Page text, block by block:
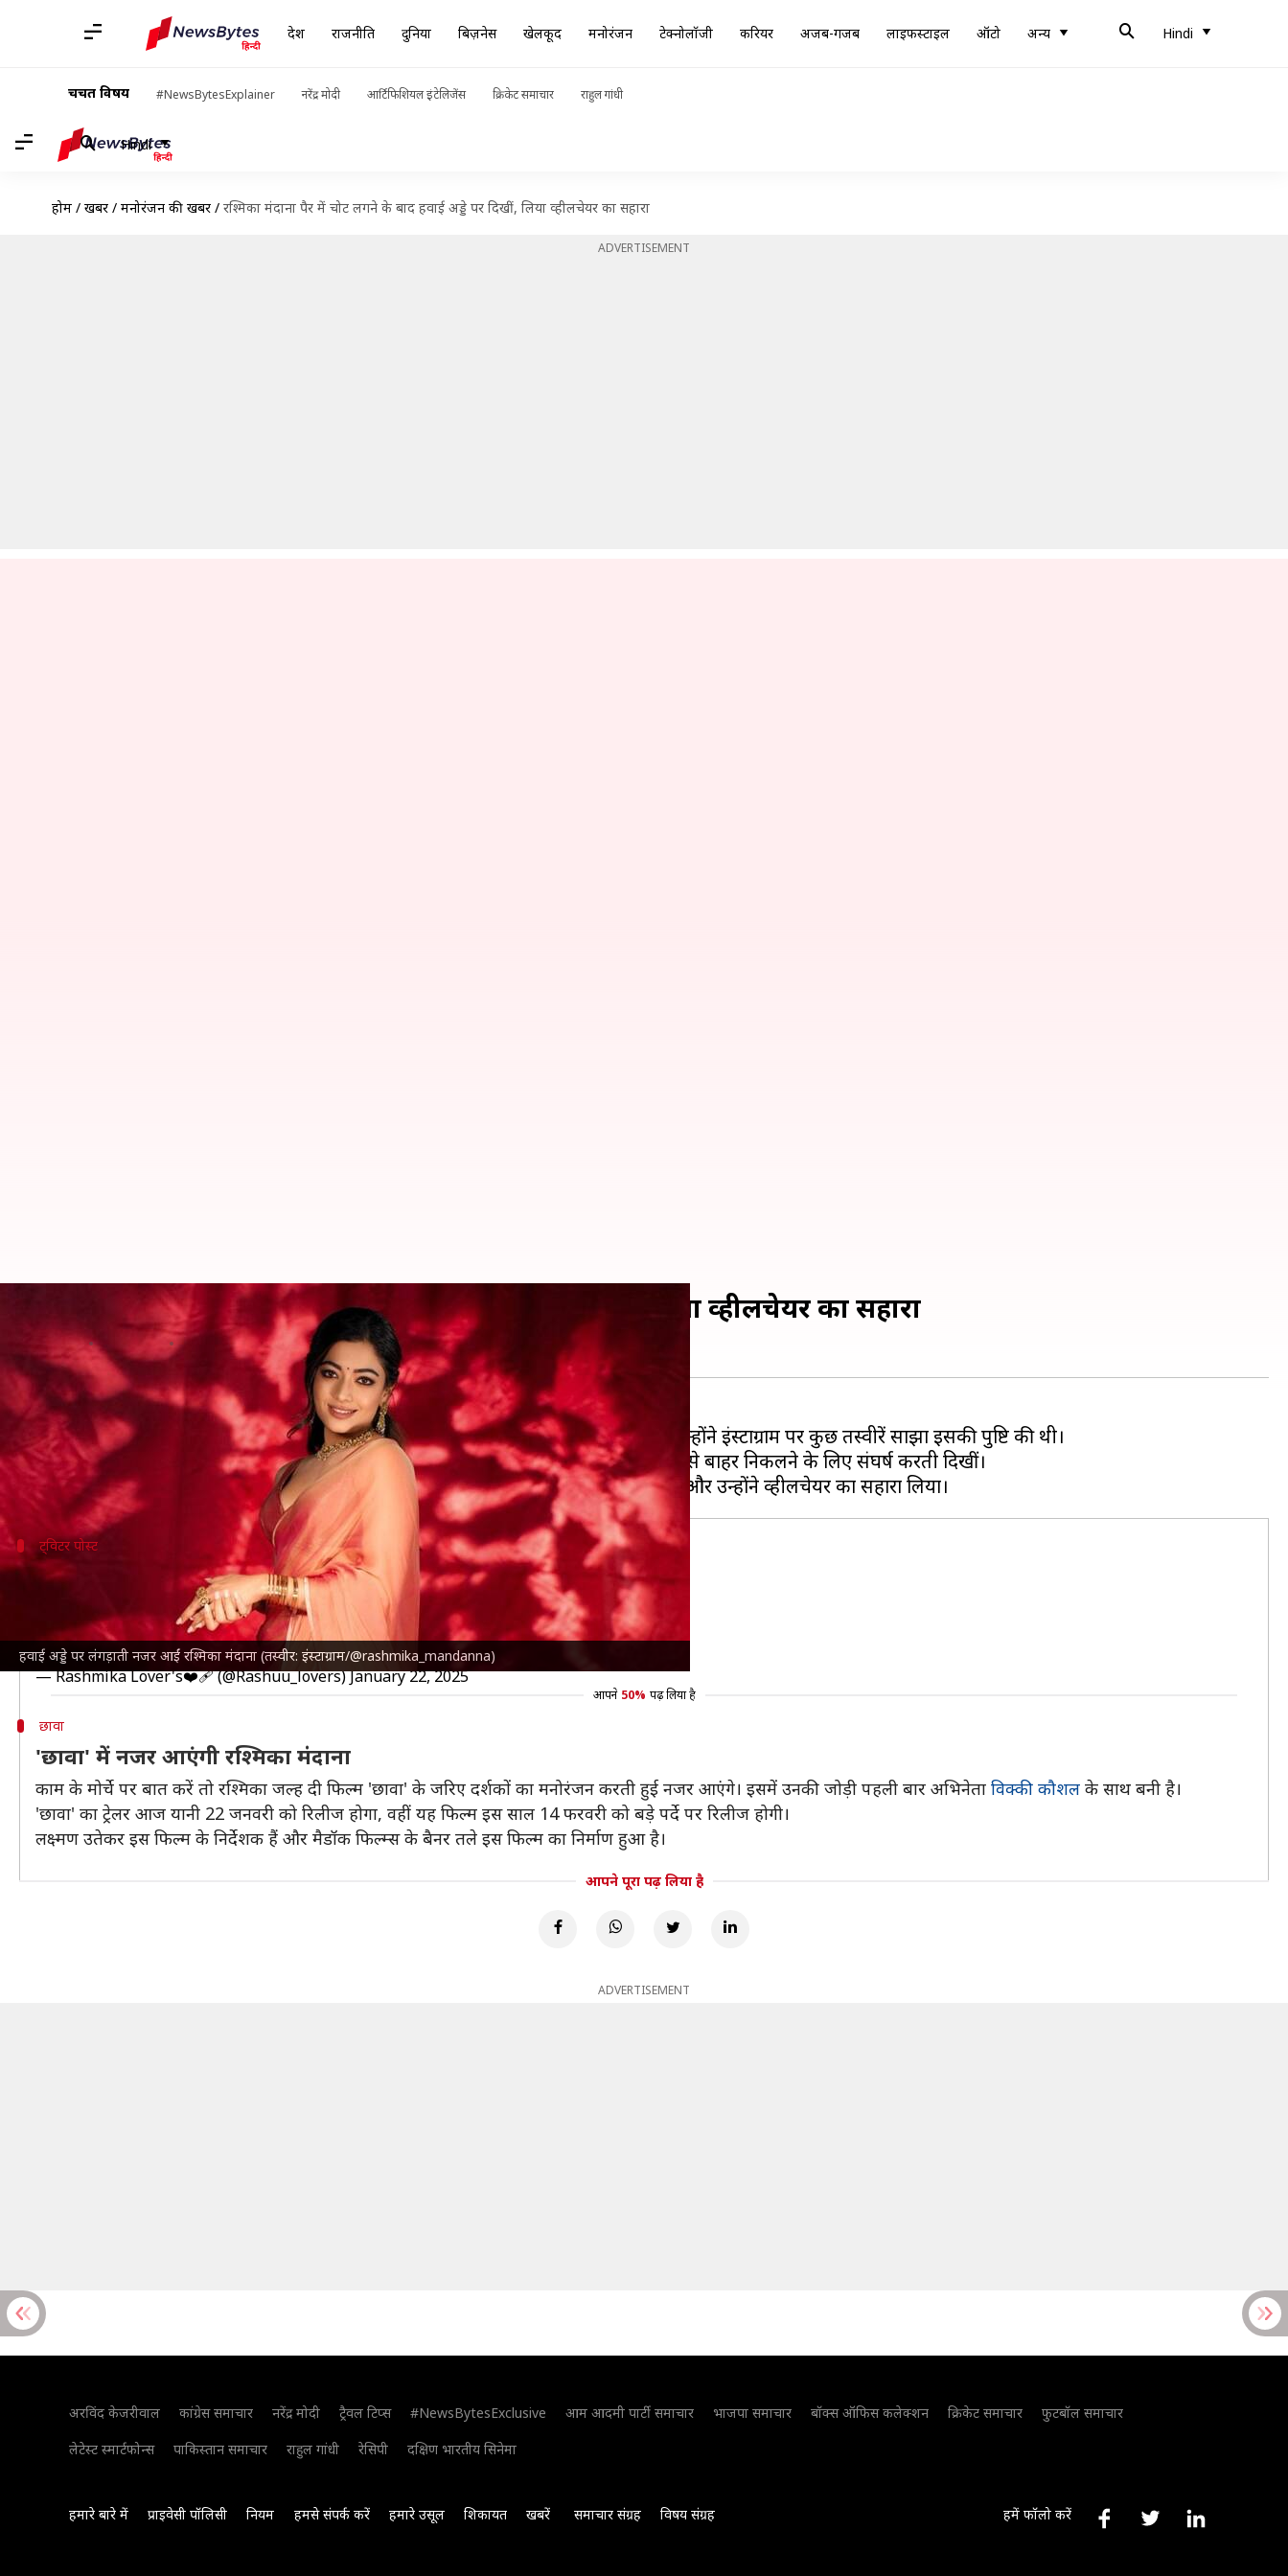
देश राजनीति दुनिया बिज़नेस खेलकूद मनोरंजन टेक्नोलॉजी करियर अजब-गजब लाइफस्टाइल ऑटो अन्य Hindi
चर्चित विषय #NewsBytesExplainer नरेंद्र मोदी आर्टिफिशियल इंटेलिजेंस क्रिकेट समाचार राहुल गांधी
Hindi
होम / खबरें / मनोरंजन की खबरें / रश्मिका मंदाना पैर में चोट लगने के बाद हवाई अड्डे पर दिखीं, लिया व्हीलचेयर का सहारा
ADVERTISEMENT
हवाई अड्डे पर लंगड़ाती नजर आईं रश्मिका मंदाना (तस्वीर: इंस्टाग्राम/@rashmika_mandanna)
रश्मिका मंदाना पैर में चोट लगने के बाद हवाई अड्डे पर दिखीं, लिया व्हीलचेयर का सहारा
दीक्षा शर्मा Jan 22, 2025 12:31 pm
क्या है खबर?
अभिनेत्रीरश्मिका मंदाना
को हाल ही में जिम में वर्कआउट करते वक्त पैर में गंभीर चोट लग गई थी। उन्होंने इंस्टाग्राम पर कुछ तस्वीरें साझा इसकी पुष्टि की थी।
चोट लगने के बावजूद रश्मिका को हाल ही में हैदराबाद हवाई अड्डे पर देखा गया। इस दौरान वह कार से बाहर निकलने के लिए संघर्ष करती दिखीं।
ट्विटर पोस्ट
यहां देखिए वीडियो
Rashu was spotted in a wheelchair at the airport due to a leg injury 🥺🫂
We cannot see you in these conditions @iamRashmika
😩
Wishing her a speedy recovery 🙏🏻❤️#RashmikaMandannapic.twitter.com/NgGiZHBwSw
— Rashmika Lover's❤️‍🩹 (@Rashuu_lovers)January 22, 2025
आपने 50% पढ़ लिया है
छावा
'छावा' में नजर आएंगी रश्मिका मंदाना
काम के मोर्चे पर बात करें तो रश्मिका जल्ह दी फिल्म 'छावा' के जरिए दर्शकों का मनोरंजन करती हुई नजर आएंगे। इसमें उनकी जोड़ी पहली बार अभिनेता विक्की कौशल के साथ बनी है।
'छावा' का ट्रेलर आज यानी 22 जनवरी को रिलीज होगा, वहीं यह फिल्म इस साल 14 फरवरी को बड़े पर्दे पर रिलीज होगी।
लक्ष्मण उतेकर इस फिल्म के निर्देशक हैं और मैडॉक फिल्म्स के बैनर तले इस फिल्म का निर्माण हुआ है।
आपने पूरा पढ़ लिया है
ADVERTISEMENT
अरविंद केजरीवाल कांग्रेस समाचार नरेंद्र मोदी ट्रैवल टिप्स #NewsBytesExclusive आम आदमी पार्टी समाचार भाजपा समाचार बॉक्स ऑफिस कलेक्शन क्रिकेट समाचार
फुटबॉल समाचार
लेटेस्ट स्मार्टफोन्स
पाकिस्तान समाचार राहुल गांधी रेसिपी दक्षिण भारतीय सिनेमा
हमारे बारे में प्राइवेसी पॉलिसी नियम हमसे संपर्क करें हमारे उसूल शिकायत खबरें समाचार संग्रह विषय संग्रह हमें फॉलो करें